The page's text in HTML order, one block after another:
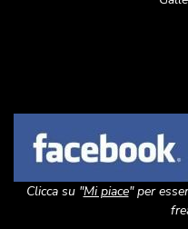
Clicca su "Mi piace" per